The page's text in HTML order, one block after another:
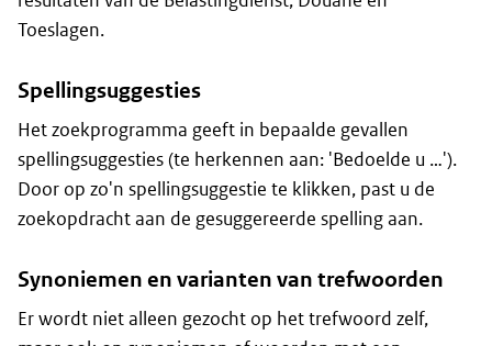
Toeslagen.
Spellingsuggesties
Het zoekprogramma geeft in bepaalde gevallen
spellingsuggesties (te herkennen aan: 'Bedoelde u …').
Door op zo'n spellingsuggestie te klikken, past u de
zoekopdracht aan de gesuggereerde spelling aan.
Synoniemen en varianten van trefwoorden
Er wordt niet alleen gezocht op het trefwoord zelf,